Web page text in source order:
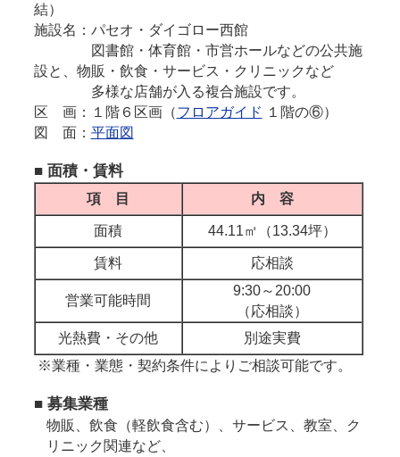
結）
施設名：パセオ・ダイゴロー西館
図書館・体育館・市営ホールなどの公共施
設と、物販・飲食・サービス・クリニックなど
多様な店舗が入る複合施設です。
区 画：１階６区画（フロアガイド １階の⑥）
図 面： 平面図
■ 面積・賃料
項 目 内 容
面積 44.11㎡（13.34坪）
賃料 応相談
営業可能時間
9:30～20:00
（応相談）
光熱費・その他
別途実費
※業種・業態・契約条件によりご相談可能です。
■ 募集業種
物販、飲食（軽飲食含む）、サービス、教室、ク
リニック関連など、